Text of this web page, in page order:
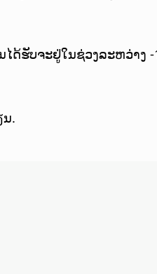
ດ້ຮັບຈະຢູ່ໃນຊ່ວງລະຫວ່າງ
.